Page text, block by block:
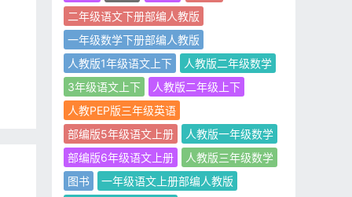
二年级语文下册部编人教版
一年级数学下册部编人教版
人教版1年级语文上下
人教版二年级数学
3年级语文上下
人教版二年级上下
人教PEP版三年级英语
部编版5年级语文上册
人教版一年级数学
部编版6年级语文上册
人教版三年级数学
图书
一年级语文上册部编人教版